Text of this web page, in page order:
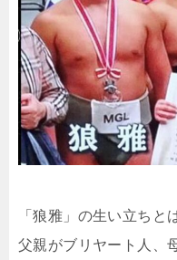
「狼雅」の生い立ちと
父親がブリヤート人、